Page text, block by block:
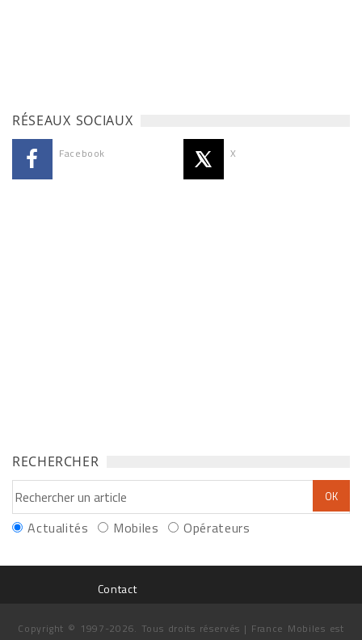
RÉSEAUX SOCIAUX
Facebook X
RECHERCHER
Actualités Mobiles Opérateurs
Contact
Copyright © 1997-2026. Tous droits réservés | France Mobiles est